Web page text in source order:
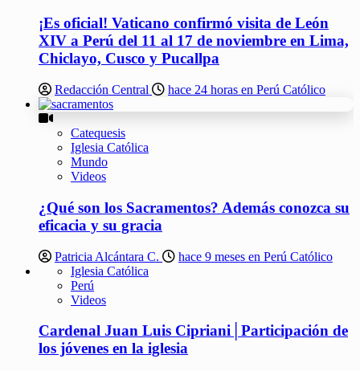
¡Es oficial! Vaticano confirmó visita de León
XIV a Perú del 11 al 17 de noviembre en Lima,
Chiclayo, Cusco y Pucallpa
Redacción Central hace 24 horas en Perú Católico
Catequesis
Iglesia Católica
Mundo
Videos
¿Qué son los Sacramentos? Además conozca su
eficacia y su gracia
Patricia Alcántara C.
hace 9 meses en Perú Católico
Iglesia Católica
Perú
Videos
Cardenal Juan Luis Cipriani│Participación de
los jóvenes en la iglesia